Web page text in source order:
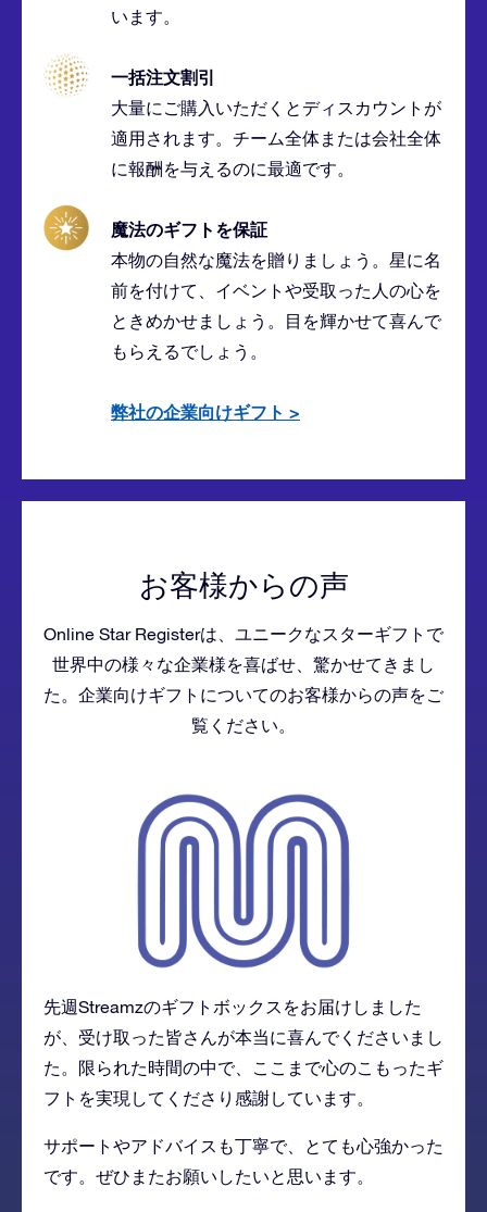
います。
一括注文割引
大量にご購入いただくとディスカウントが
適用されます。チーム全体または会社全体
に報酬を与えるのに最適です。
魔法のギフトを保証
本物の自然な魔法を贈りましょう。星に名
前を付けて、イベントや受取った人の心を
ときめかせましょう。目を輝かせて喜んで
もらえるでしょう。
弊社の企業向けギフト >
お客様からの声
Online Star Registerは、ユニークなスターギフトで
世界中の様々な企業様を喜ばせ、驚かせてきまし
た。企業向けギフトについてのお客様からの声をご
覧ください。
先週Streamzのギフトボックスをお届けしました
が、受け取った皆さんが本当に喜んでくださいまし
た。限られた時間の中で、ここまで心のこもったギ
フトを実現してくださり感謝しています。
サポートやアドバイスも丁寧で、とても心強かった
です。ぜひまたお願いしたいと思います。